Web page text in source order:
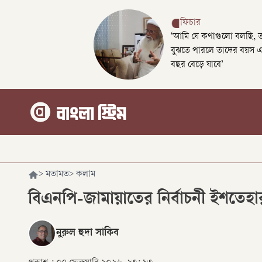
ফিচার
‘আমি যে কথাগুলো বলছি,
বুঝতে পারলে তাদের বয়স
বছর বেড়ে যাবে’
> মতামত> কলাম
বিএনপি-জামায়াতের নির্বাচনী
নুরুল হুদা সাকিব